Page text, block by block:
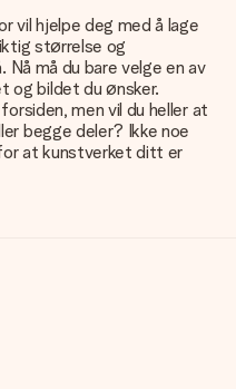
vil hjelpe deg med å lage
størrelse og
må du bare velge en av
og bildet du ønsker.
men vil du heller at
begge deler? Ikke noe
at kunstverket ditt er